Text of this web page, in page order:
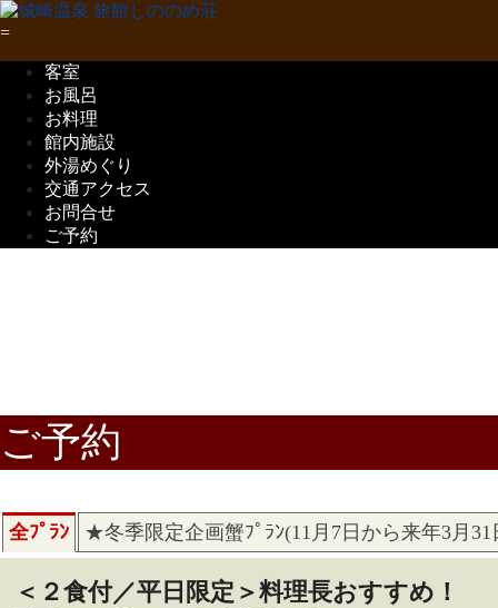
客室
お風呂
お料理
館内施設
外湯めぐり
交通アクセス
お問合せ
ご予約
ご予約
全ﾌﾟﾗﾝ ★冬季限定企画蟹ﾌﾟﾗﾝ(11月7日から来年3月
＜２食付／平日限定＞料理長おすすめ！